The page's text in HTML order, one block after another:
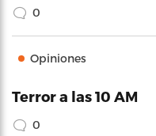
0
Opiniones
Terror a las 10 AM
0